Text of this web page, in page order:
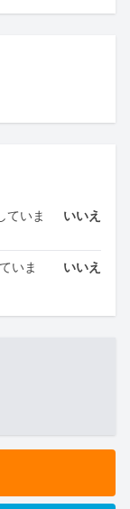
ていま
いいえ
いま
いいえ